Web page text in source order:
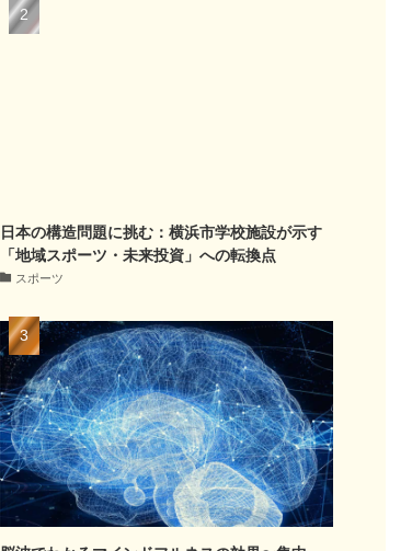
日本の構造問題に挑む：横浜市学校施設が示す
「地域スポーツ・未来投資」への転換点
スポーツ